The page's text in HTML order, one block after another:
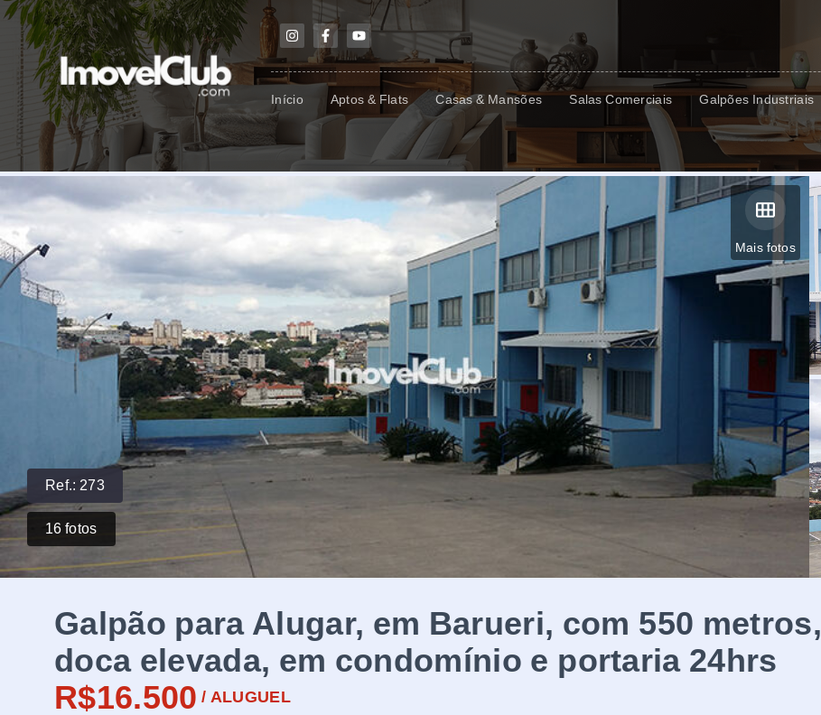
Início Aptos & Flats Casas & Mansões Salas Comerciais Galpões Industriais
Ref.: 273
16 fotos
Mais fotos
Galpão para Alugar, em Barueri, com 550 metros,
doca elevada, em condomínio e portaria 24hrs
R$16.500 / ALUGUEL